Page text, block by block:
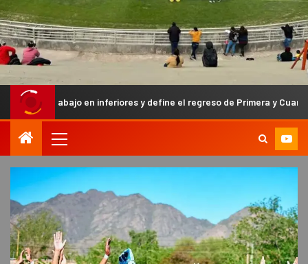
en inferiores y define el regreso de Primera y Cuarta División